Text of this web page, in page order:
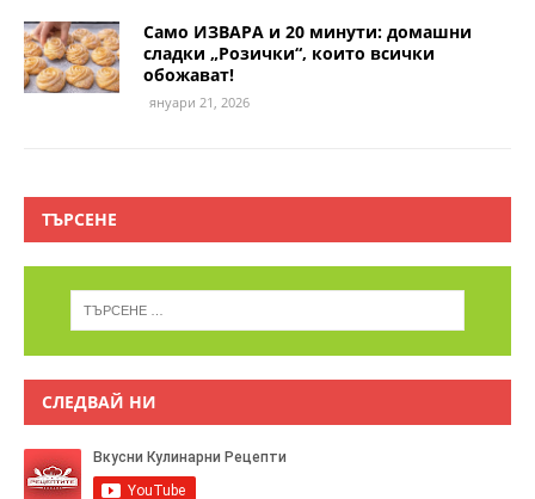
Само ИЗВАРА и 20 минути: домашни
сладки „Розички“, които всички
обожават!
януари 21, 2026
ТЪРСЕНЕ
СЛЕДВАЙ НИ